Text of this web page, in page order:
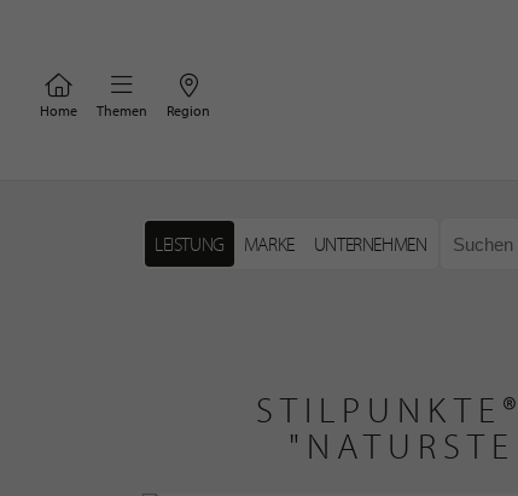
Home Themen Region
LEISTUNG MARKE UNTERNEHMEN